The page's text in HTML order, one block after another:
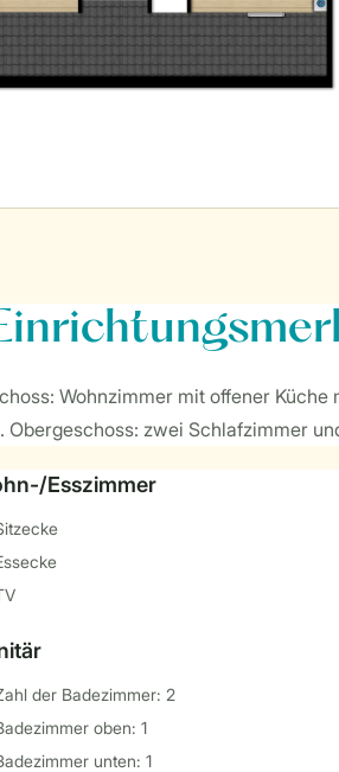
Wohnzimmer mit offener
zwei Schlafzimmer
Esszimmer
der Badezimmer: 2
oben: 1
unten: 1